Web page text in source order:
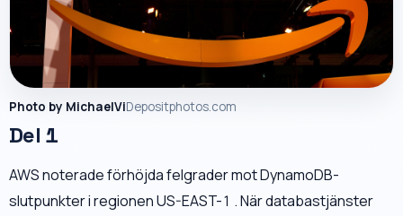
Photo by MichaelViDepositphotos.com
Del 1
AWS noterade förhöjda felgrader mot DynamoDB-
slutpunkter i regionen US-EAST-1 . När databastjänster